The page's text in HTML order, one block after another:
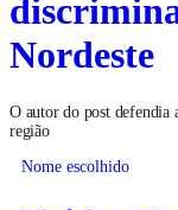
Nordeste
O autor do post defendia
região
Nome escolhido